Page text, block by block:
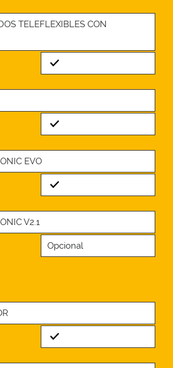
TELEFLEXIBLES CON
Standard
Standard
EVO
Standard
V2.1
Opcional
Standard